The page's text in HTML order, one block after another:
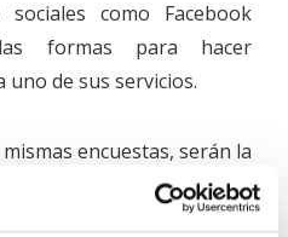
sociales como Facebook
formas para hacer
uno de sus servicios.
encuestas, serán la
y el marketing de
apreciar congelamientos o